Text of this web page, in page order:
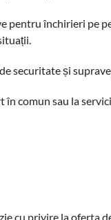
închirieri pe
securitate și
comun sau la
cu privire la oferta